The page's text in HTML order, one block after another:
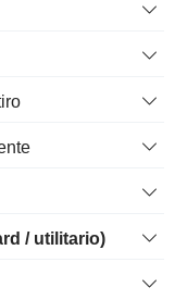
/ utilitario)